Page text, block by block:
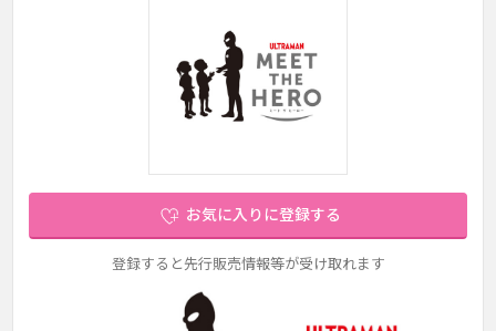
お気に入りに登録する
登録すると先行販売情報等が受け取れます